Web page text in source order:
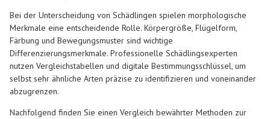
Bei der Unterscheidung von Schädlingen spielen morphologische
Merkmale eine entscheidende Rolle. Körpergröße, Flügelform,
Färbung und Bewegungsmuster sind wichtige
Differenzierungsmerkmale. Professionelle Schädlingsexperten
nutzen Vergleichstabellen und digitale Bestimmungsschlüssel, um
selbst sehr ähnliche Arten präzise zu identifizieren und voneinander
abzugrenzen.
Nachfolgend finden Sie einen Vergleich bewährter Methoden zur